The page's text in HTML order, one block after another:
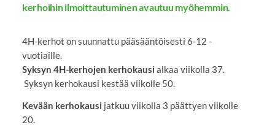
kerhoihin ilmoittautuminen avautuu myöhemmin.
4H-kerhot on suunnattu pääsääntöisesti 6-12 -
vuotiaille.
Syksyn 4H-kerhojen kerhokausi alkaa viikolla 37.
Syksyn kerhokausi kestää viikolle 50.
Kevään kerhokausi jatkuu viikolla 3 päättyen viikolle
20.